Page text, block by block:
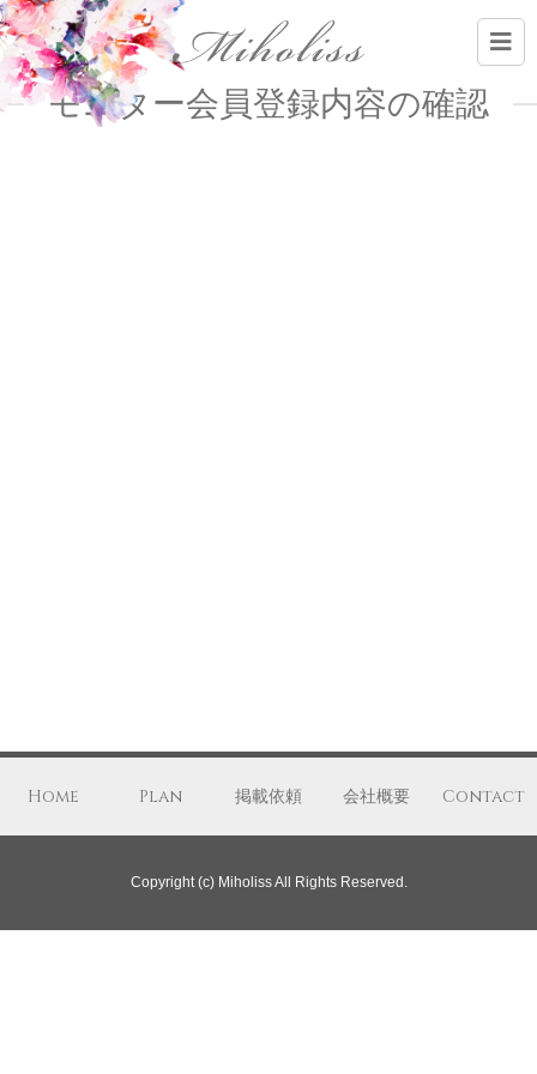
モニター会員登録内容の確認
Home Plan 掲載依頼 会社概要 Contact
Copyright (c) Miholiss All Rights Reserved.